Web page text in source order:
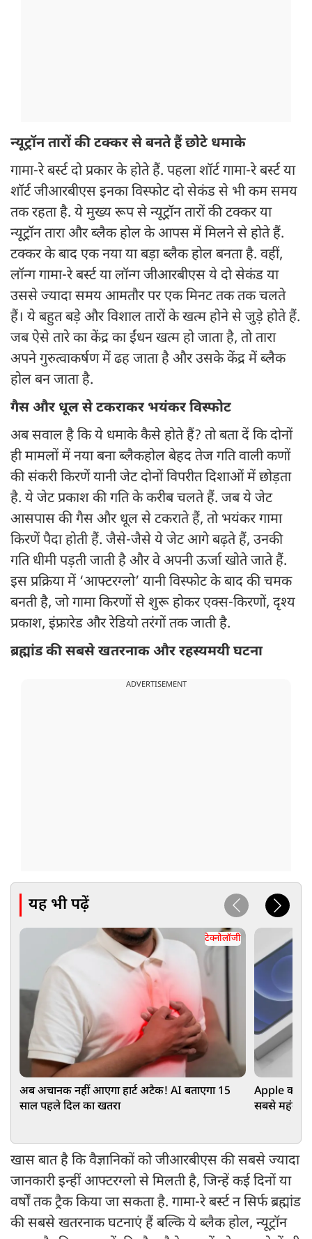
न्यूट्रॉन तारों की टक्कर से बनते हैं छोटे धमाके
गामा-रे बर्स्ट दो प्रकार के होते हैं. पहला शॉर्ट गामा-रे बर्स्ट या
शॉर्ट जीआरबीएस इनका विस्फोट दो सेकंड से भी कम समय
तक रहता है. ये मुख्य रूप से न्यूट्रॉन तारों की टक्कर या
न्यूट्रॉन तारा और ब्लैक होल के आपस में मिलने से होते हैं.
टक्कर के बाद एक नया या बड़ा ब्लैक होल बनता है. वहीं,
लॉन्ग गामा-रे बर्स्ट या लॉन्ग जीआरबीएस ये दो सेकंड या
उससे ज्यादा समय आमतौर पर एक मिनट तक तक चलते
हैं। ये बहुत बड़े और विशाल तारों के खत्म होने से जुड़े होते हैं.
जब ऐसे तारे का केंद्र का ईंधन खत्म हो जाता है, तो तारा
अपने गुरुत्वाकर्षण में ढह जाता है और उसके केंद्र में ब्लैक
होल बन जाता है.
गैस और धूल से टकराकर भयंकर विस्फोट
अब सवाल है कि ये धमाके कैसे होते हैं? तो बता दें कि दोनों
ही मामलों में नया बना ब्लैकहोल बेहद तेज गति वाली कणों
की संकरी किरणें यानी जेट दोनों विपरीत दिशाओं में छोड़ता
है. ये जेट प्रकाश की गति के करीब चलते हैं. जब ये जेट
आसपास की गैस और धूल से टकराते हैं, तो भयंकर गामा
किरणें पैदा होती हैं. जैसे-जैसे ये जेट आगे बढ़ते हैं, उनकी
गति धीमी पड़ती जाती है और वे अपनी ऊर्जा खोते जाते हैं.
इस प्रक्रिया में ‘आफ्टरग्लो’ यानी विस्फोट के बाद की चमक
बनती है, जो गामा किरणों से शुरू होकर एक्स-किरणों, दृश्य
प्रकाश, इंफ्रारेड और रेडियो तरंगों तक जाती है.
ब्रह्मांड की सबसे खतरनाक और रहस्यमयी घटना
ADVERTISEMENT
यह भी पढ़ें
टेक्नोलॉजी
अब अचानक नहीं आएगा हार्ट अटैक! AI बताएगा 15
साल पहले दिल का खतरा
Apple का
सबसे महंगा,
खास बात है कि वैज्ञानिकों को जीआरबीएस की सबसे ज्यादा
जानकारी इन्हीं आफ्टरग्लो से मिलती है, जिन्हें कई दिनों या
वर्षों तक ट्रैक किया जा सकता है. गामा-रे बर्स्ट न सिर्फ ब्रह्मांड
की सबसे खतरनाक घटनाएं हैं बल्कि ये ब्लैक होल, न्यूट्रॉन